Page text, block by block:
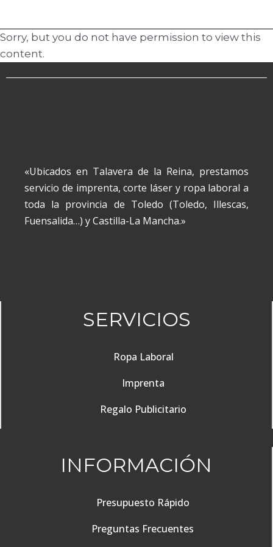
Sorry, but you do not have permission to view this
content.
«Ubicados en Talavera de la Reina, prestamos
servicio de imprenta, corte láser y ropa laboral a
toda la provincia de Toledo (Toledo, Illescas,
Fuensalida…) y Castilla-La Mancha.»
SERVICIOS
Ropa Laboral
Imprenta
Regalo Publicitario
INFORMACIÓN
Presupuesto Rápido
Preguntas Frecuentes